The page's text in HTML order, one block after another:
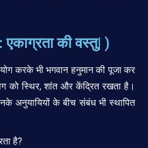
की वस्तु| )
करके भी भगवान हनुमान की पूजा कर
स्थिर, शांत और केंद्रित रखता है।
अनुयायियों के बीच संबंध भी स्थापित
है?